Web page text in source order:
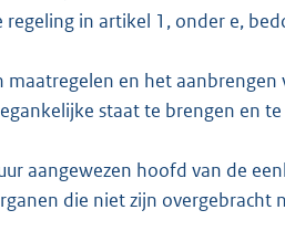
in artikel 1, onder e,
en het
staat te brengen en
aangewezen hoofd van de
die niet zijn overgebracht